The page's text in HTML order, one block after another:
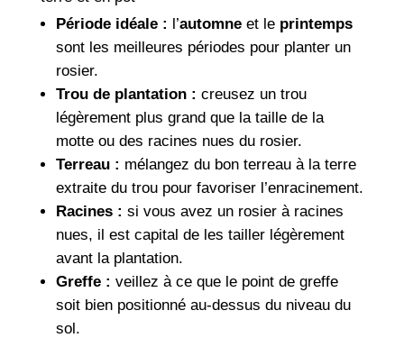
Période idéale : l’automneet le printemps
sont les meilleures périodes pour planter un
rosier.
Trou de plantation : creusez un trou
légèrement plus grand que la taille de la
motte ou des racines nues du rosier.
Terreau : mélangez du bon terreau à la terre
extraite du trou pour favoriser l’enracinement.
Racines : si vous avez un rosier à racines
nues, il est capital de les tailler légèrement
avant la plantation.
Greffe : veillez à ce que le point de greffe
soit bien positionné au-dessus du niveau du
sol.